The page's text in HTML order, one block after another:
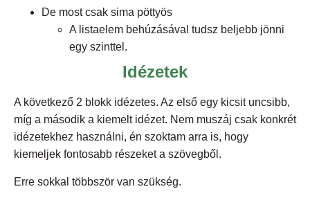
De most csak sima pöttyös
A listaelem behúzásával tudsz beljebb jönni
egy szinttel.
Idézetek
A következő 2 blokk idézetes. Az első egy kicsit uncsibb,
míg a második a kiemelt idézet. Nem muszáj csak konkrét
idézetekhez használni, én szoktam arra is, hogy
kiemeljek fontosabb részeket a szövegből.
Erre sokkal többször van szükség.